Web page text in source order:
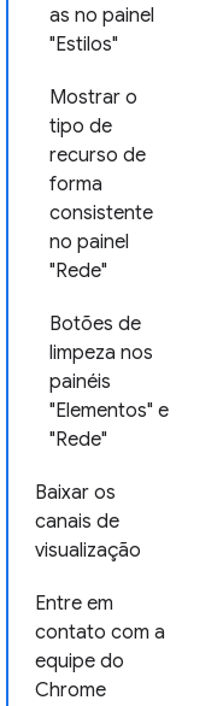
as no painel
"Estilos"
Mostrar o
tipo de
recurso de
forma
consistente
no painel
"Rede"
Botões de
limpeza nos
painéis
"Elementos" e
"Rede"
Baixar os
canais de
visualização
Entre em
contato com a
equipe do
Chrome